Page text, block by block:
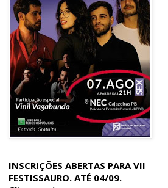
INSCRIÇÕES ABERTAS PARA VII
FESTISSAURO. ATÉ 04/09.